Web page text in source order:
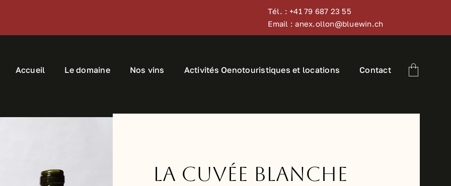
Tél. : +41 79 687 23 55
Email : anex.ollon@bluewin.ch
Accueil Le domaine Nos vins Activités Oenotouristiques et locations Contact
La Cuvée Blanche